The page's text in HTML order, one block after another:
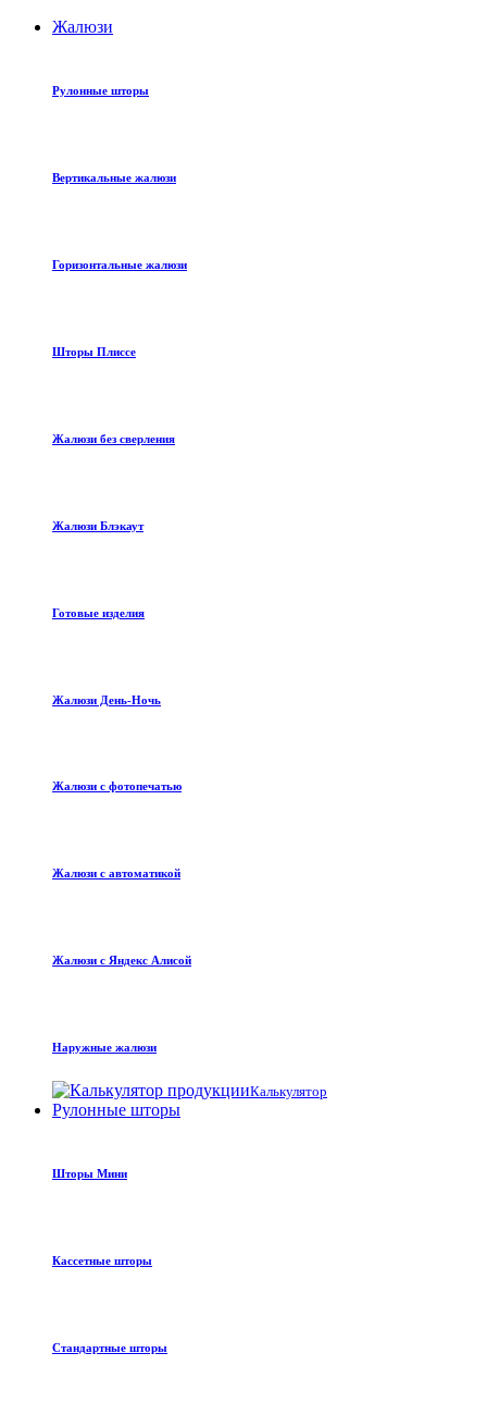
Жалюзи
Рулонные шторы
Вертикальные жалюзи
Горизонтальные жалюзи
Шторы Плиссе
Жалюзи без сверления
Жалюзи Блэкаут
Готовые изделия
Жалюзи День-Ночь
Жалюзи с фотопечатью
Жалюзи с автоматикой
Жалюзи с Яндекс Алисой
Наружные жалюзи
Калькулятор
Рулонные шторы
Шторы Мини
Кассетные шторы
Стандартные шторы